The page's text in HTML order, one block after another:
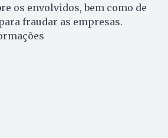
os envolvidos, bem como de
fraudar as empresas.